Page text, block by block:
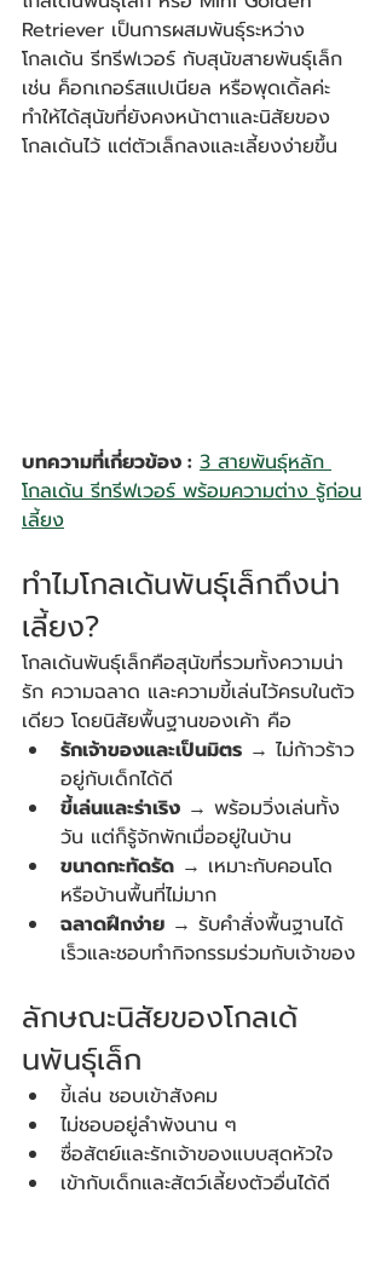
Retriever เป็นการผสมพันธุ์ระหว่าง
โกลเด้น รีทรีฟเวอร์ กับสุนัขสายพันธุ์เล็ก
เช่น ค็อกเกอร์สแปเนียล หรือพุดเดิ้ลค่ะ
ทำให้ได้สุนัขที่ยังคงหน้าตาและนิสัยของ
โกลเด้นไว้ แต่ตัวเล็กลงและเลี้ยงง่ายขึ้น
บทความที่เกี่ยวข้อง : 3 สายพันธุ์หลัก
โกลเด้น รีทรีฟเวอร์ พร้อมความต่าง รู้ก่อน
เลี้ยง
ทำไมโกลเด้นพันธุ์เล็กถึงน่า
เลี้ยง?
โกลเด้นพันธุ์เล็กคือสุนัขที่รวมทั้งความน่า
รัก ความฉลาด และความขี้เล่นไว้ครบในตัว
เดียว โดยนิสัยพื้นฐานของเค้า คือ
รักเจ้าของและเป็นมิตร → ไม่ก้าวร้าว
อยู่กับเด็กได้ดี
ขี้เล่นและร่าเริง → พร้อมวิ่งเล่นทั้ง
วัน แต่ก็รู้จักพักเมื่ออยู่ในบ้าน
ขนาดกะทัดรัด → เหมาะกับคอนโด
หรือบ้านพื้นที่ไม่มาก
ฉลาดฝึกง่าย → รับคำสั่งพื้นฐานได้
เร็วและชอบทำกิจกรรมร่วมกับเจ้าของ
ลักษณะนิสัยของโกลเด้
นพันธุ์เล็ก
ขี้เล่น ชอบเข้าสังคม
ไม่ชอบอยู่ลำพังนาน ๆ
ซื่อสัตย์และรักเจ้าของแบบสุดหัวใจ
เข้ากับเด็กและสัตว์เลี้ยงตัวอื่นได้ดี